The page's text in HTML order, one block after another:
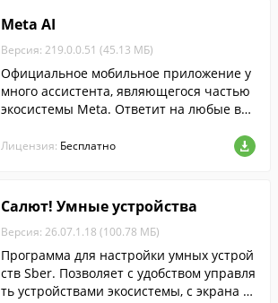
Meta AI
Версия: 219.0.0.51 (45.13 МБ)
Официальное мобильное приложение у
много ассистента, являющегося частью
экосистемы Meta. Ответит на любые во
дстраиваясь под ваши нужды.
Лицензия: Бесплатно
Салют! Умные устройства
Версия: 26.07.1.18 (100.78 МБ)
Программа для настройки умных устрой
ств Sber. Позволяет с удобством управля
ть устройствами экосистемы, с экрана в